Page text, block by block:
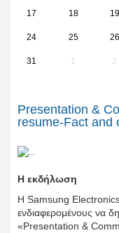
17 18 19
24 25 26
31 1 2
Presentation &
resume-Fact and
Η εκδήλωση
Η Samsung
ενδιαφερομένους να
«Presentation &